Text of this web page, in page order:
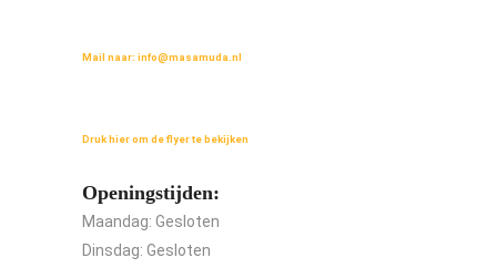
Mail naar: info@masamuda.nl
Druk hier om de flyer te bekijken
Openingstijden:
Maandag: Gesloten
Dinsdag: Gesloten